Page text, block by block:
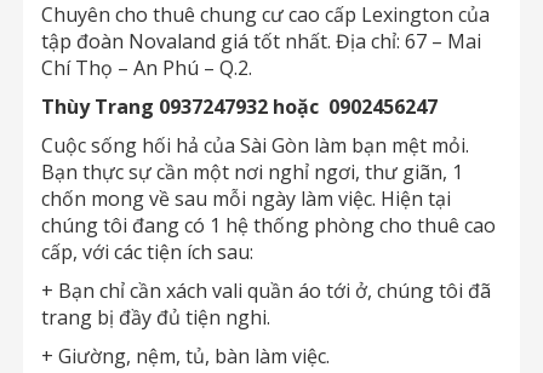
Chuyên cho thuê chung cư cao cấp Lexington của
tập đoàn Novaland giá tốt nhất. Địa chỉ: 67 – Mai
Chí Thọ – An Phú – Q.2.
Thùy Trang 0937247932 hoặc 0902456247
Cuộc sống hối hả của Sài Gòn làm bạn mệt mỏi.
Bạn thực sự cần một nơi nghỉ ngơi, thư giãn, 1
chốn mong về sau mỗi ngày làm việc. Hiện tại
chúng tôi đang có 1 hệ thống phòng cho thuê cao
cấp, với các tiện ích sau:
+ Bạn chỉ cần xách vali quần áo tới ở, chúng tôi đã
trang bị đầy đủ tiện nghi.
+ Giường, nệm, tủ, bàn làm việc.